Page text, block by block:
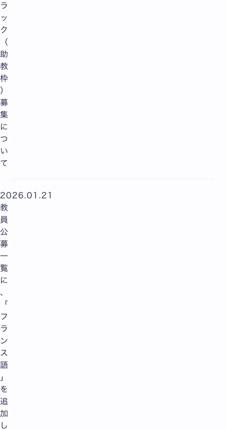
ラ
ッ
ク
（
助
教
枠
）
募
集
に
つ
い
て
2026.01.21
教
員
公
募
一
覧
に
、
「
フ
ラ
ン
ス
語
」
を
追
加
し